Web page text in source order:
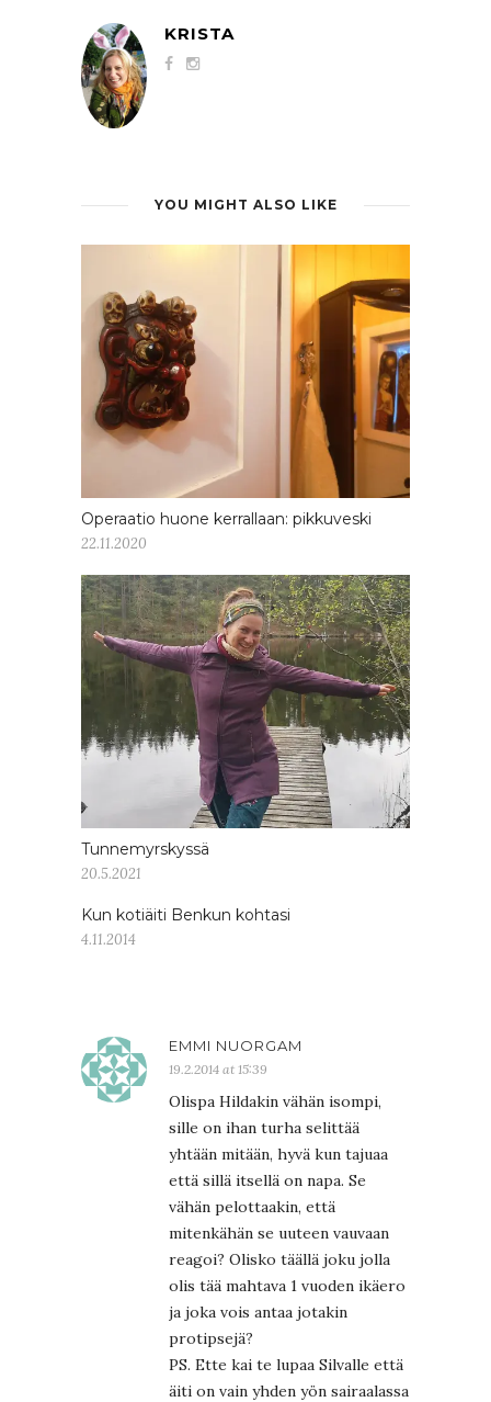
KRISTA
YOU MIGHT ALSO LIKE
Operaatio huone kerrallaan: pikkuveski
22.11.2020
Tunnemyrskyssä
20.5.2021
Kun kotiäiti Benkun kohtasi
4.11.2014
EMMI NUORGAM
19.2.2014 at 15:39
Olispa Hildakin vähän isompi,
sille on ihan turha selittää
yhtään mitään, hyvä kun tajuaa
että sillä itsellä on napa. Se
vähän pelottaakin, että
mitenkähän se uuteen vauvaan
reagoi? Olisko täällä joku jolla
olis tää mahtava 1 vuoden ikäero
ja joka vois antaa jotakin
protipsejä?
PS. Ette kai te lupaa Silvalle että
äiti on vain yhden yön sairaalassa